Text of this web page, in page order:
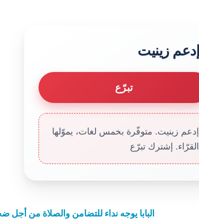
إدعم زينيت
تبرّع
إدعم زينيت. متوفّرة بخمس لغات، يموّلها
القرّاء. إشترك تبرّع
البابا يوجه نداء للتضامن والصلاة من أجل